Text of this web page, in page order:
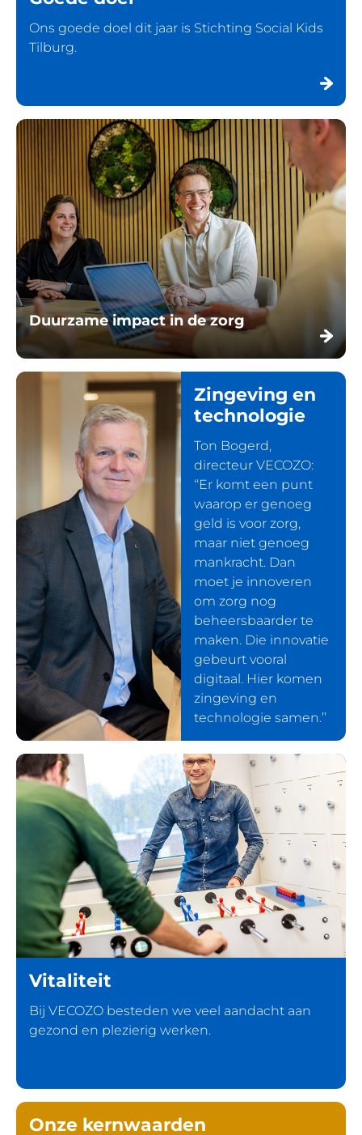
Ons goede doel dit jaar is Stichting Social Kids
Tilburg.
Duurzame impact in de zorg
Zingeving en
technologie
Ton Bogerd,
directeur VECOZO:
‘‘Er komt een punt
waarop er genoeg
geld is voor zorg,
maar niet genoeg
mankracht. Dan
moet je innoveren
om zorg nog
beheersbaarder te
maken. Die innovatie
gebeurt vooral
digitaal. Hier komen
zingeving en
technologie samen.’’
Vitaliteit
Bij VECOZO besteden we veel aandacht aan
gezond en plezierig werken.
Onze kernwaarden